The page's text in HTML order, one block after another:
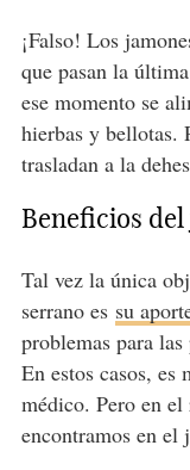
¡Falso! Los
que pasan la
ese momento se
hierbas y bellotas.
trasladan a la
Beneficios
Tal vez la única
serrano es su
problemas para
En estos casos, es
médico. Pero en
encontramos en el